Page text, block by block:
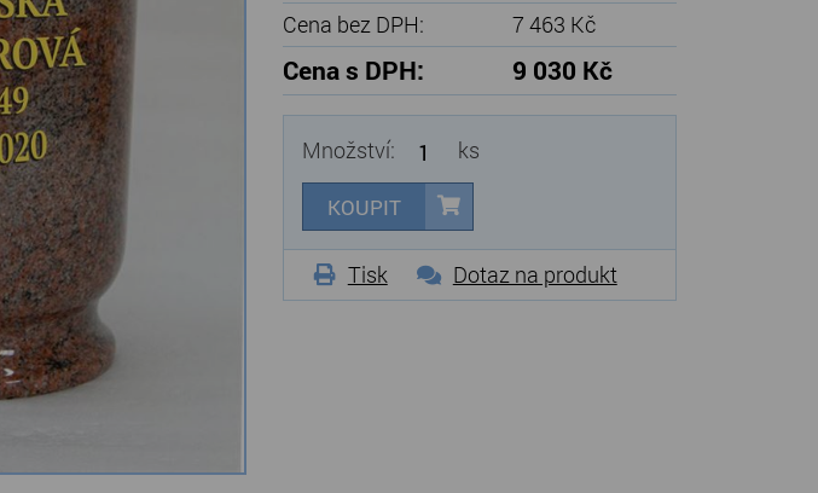
Cena bez DPH:
7 463 Kč
Cena s DPH: 9 030 Kč
Množství: ks
KOUPIT
Tisk Dotaz na produkt